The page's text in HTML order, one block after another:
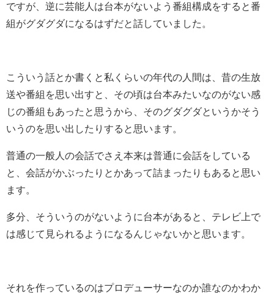
ですが、逆に芸能人は台本がないよう番組構成をすると番
組がグダグダになるはずだと話していました。
こういう話とか書くと私くらいの年代の人間は、昔の生放
送や番組を思い出すと、その頃は台本みたいなのがない感
じの番組もあったと思うから、そのグダグダというかそう
いうのを思い出したりすると思います。
普通の一般人の会話でさえ本来は普通に会話をしている
と、会話がかぶったりとかあって詰まったりもあると思い
ます。
多分、そういうのがないように台本があると、テレビ上で
は感じて見られるようになるんじゃないかと思います。
それを作っているのはプロデューサーなのか誰なのかわか